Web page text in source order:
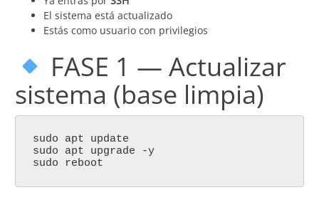
El sistema está actualizado
Estás como usuario con privilegios
FASE 1 — Actualizar
sistema (base limpia)
sudo apt update
sudo apt upgrade -y
sudo reboot